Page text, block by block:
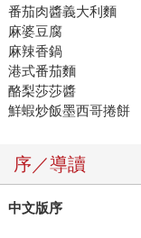
番茄肉醬義大利麵
麻婆豆腐
麻辣香鍋
港式番茄麵
酪梨莎莎醬
鮮蝦炒飯墨西哥捲餅
序／導讀
中文版序